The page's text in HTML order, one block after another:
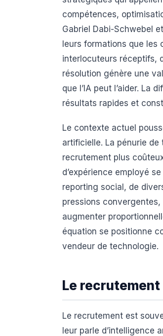
compétences,
Gabriel Dabi-Schwebel
leurs formations que les
interlocuteurs réceptifs,
résolution génère une
que l’IA peut l’aider. La
résultats rapides et
Le contexte actuel
artificielle. La pénurie
recrutement plus
d’expérience employé
reporting social, de
pressions convergentes,
augmenter
équation se positionne
vendeur de technologie.
Le recrutement
Le recrutement est
leur parle d’intelligence